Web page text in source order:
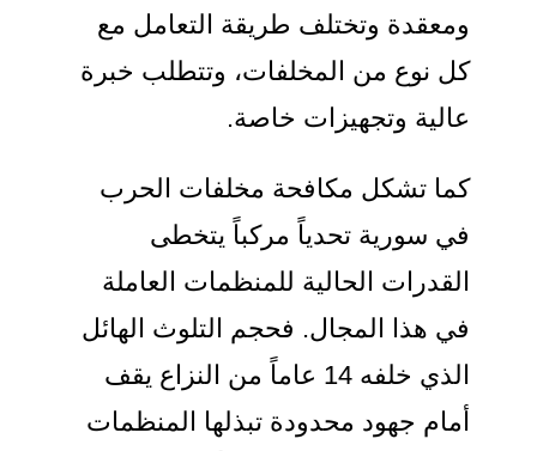
ومعقدة وتختلف طريقة التعامل مع
كل نوع من المخلفات، وتتطلب خبرة
عالية وتجهيزات خاصة.
كما تشكل مكافحة مخلفات الحرب
في سورية تحدياً مركباً يتخطى
القدرات الحالية للمنظمات العاملة
في هذا المجال. فحجم التلوث الهائل
الذي خلفه 14 عاماً من النزاع يقف
أمام جهود محدودة تبذلها المنظمات